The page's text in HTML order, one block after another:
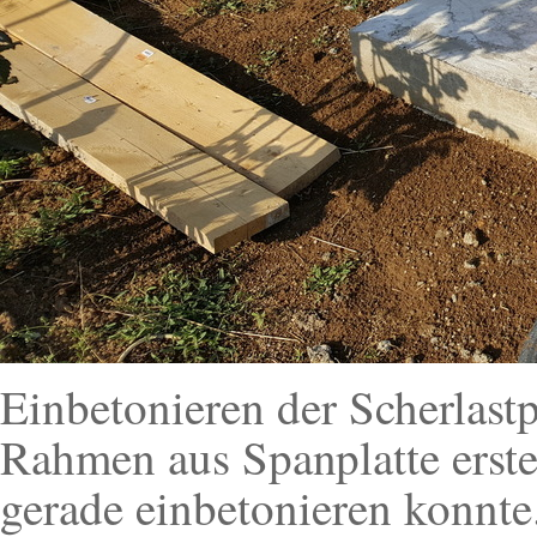
Einbetonieren der
Rahmen aus Spanplatte
gerade einbetonieren